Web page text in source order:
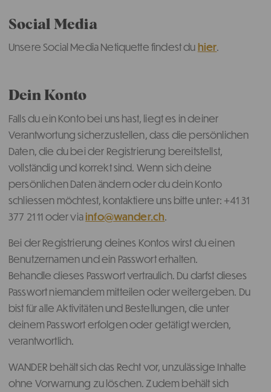
Social Media
Unsere Social Media Netiquette findest duhier.
Dein Konto
Falls du ein Konto bei uns hast, liegt es in deiner
Verantwortung sicherzustellen, dass die persönlichen
Daten, die du bei der Registrierung bereitstellst,
vollständig und korrekt sind. Wenn sich deine
persönlichen Daten ändern oder du dein Konto
schliessen möchtest, kontaktiere uns bitte unter: +41 31
377 21 11 oder viainfo@wander.ch.
Bei der Registrierung deines Kontos wirst du einen
Benutzernamen und ein Passwort erhalten.
Behandle dieses Passwort vertraulich. Du darfst dieses
Passwort niemandem mitteilen oder weitergeben. Du
bist für alle Aktivitäten und Bestellungen, die unter
deinem Passwort erfolgen oder getätigt werden,
verantwortlich.
WANDER behält sich das Recht vor, unzulässige Inhalte
ohne Vorwarnung zu löschen. Zudem behält sich